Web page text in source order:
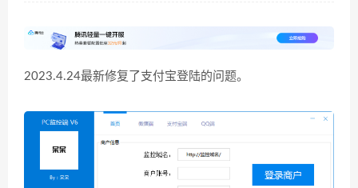
2023.4.24最新修复了支付宝登陆的问题。